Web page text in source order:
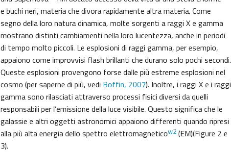
e buchi neri, materia che divora rapidamente altra materia. Come
segno della loro natura dinamica, molte sorgenti a raggi X e gamma
mostrano distinti cambiamenti nella loro lucentezza, anche in periodi
di tempo molto piccoli. Le esplosioni di raggi gamma, per esempio,
appaiono come improvvisi flash brillanti che durano solo pochi secondi.
Queste esplosioni provengono forse dalle più estreme esplosioni nel
cosmo (per saperne di più, vedi Boffin, 2007). Inoltre, i raggi X e i raggi
gamma sono rilasciati attraverso processi fisici diversi da quelli
responsabili per l’emissione della luce visibile. Questo significa che le
galassie e altri oggetti astronomici appaiono differenti quando ripresi
alla più alta energia dello spettro elettromagneticow2(EM)(Figure 2 e
3).